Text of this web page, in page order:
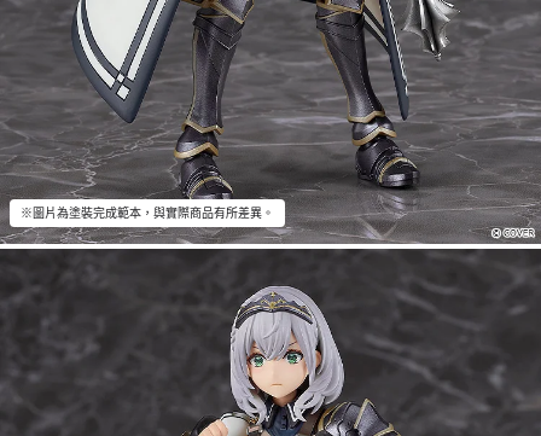
※圖片為塗裝完成範本，與實際商品有所差異。